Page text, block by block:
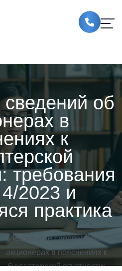
об
в
к
требования
2023 и
практика
Раскрытие сведений об
акционерах в пояснениях к
бухгалтерской отчетности: